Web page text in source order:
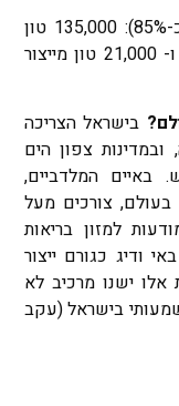
רוב הדגים הנצרכים בישראל מיובאים (כ-85%): 135,000 טון
מיבוא (רובו של דגים ומוצרים קפואים) ו- 21,000 טון מייצור
בישראל הצריכה
כ- 18 ק"ג בשנה, ובמדינות צפון הים
60-30 ק"ג לנפש. באיים המלדביים,
צורכים מעל
למזון בריאות
ודיג כגורם ייצור
אלו ישנו מרכיב לא
בישראל (עקב